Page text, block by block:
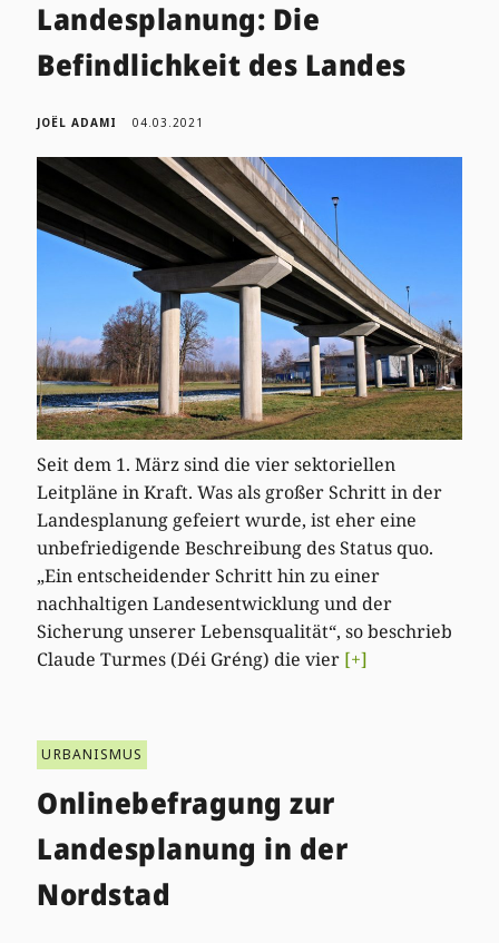
Landesplanung: Die
Befindlichkeit des Landes
JOËL ADAMI 04.03.2021
Seit dem 1. März sind die vier sektoriellen
Leitpläne in Kraft. Was als großer Schritt in der
Landesplanung gefeiert wurde, ist eher eine
unbefriedigende Beschreibung des Status quo.
„Ein entscheidender Schritt hin zu einer
nachhaltigen Landesentwicklung und der
Sicherung unserer Lebensqualität“, so beschrieb
Claude Turmes (Déi Gréng) die vier [+]
URBANISMUS
Onlinebefragung zur
Landesplanung in der
Nordstad